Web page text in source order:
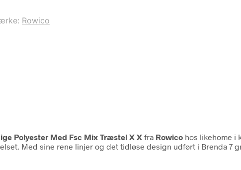
Rowico
Polyester Med Fsc Mix Træstel X X fra Rowico hos likehome i
Med sine rene linjer og det tidløse design udført i Brenda 7